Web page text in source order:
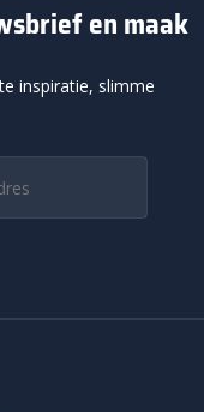
en maak
inspiratie, slimme